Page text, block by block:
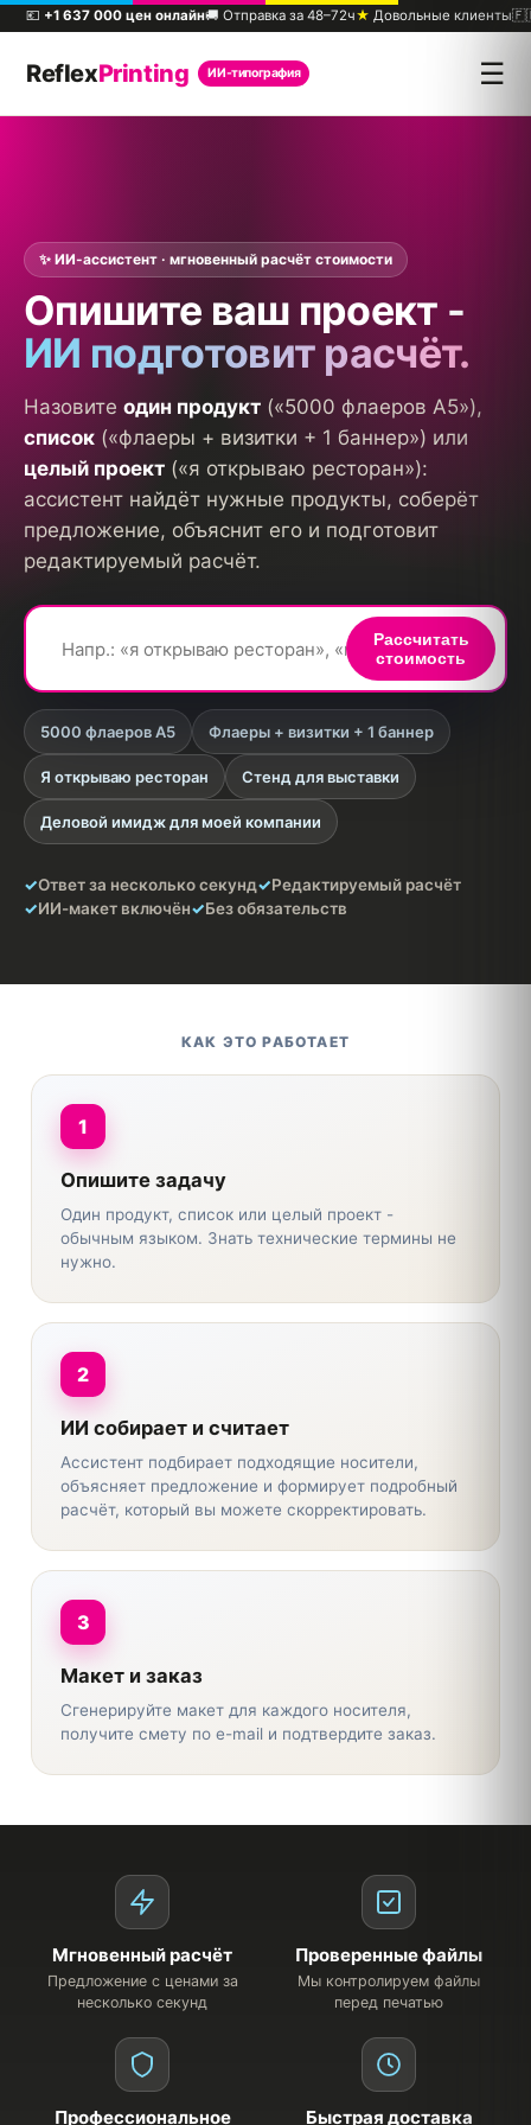
💶 +1 637 000 цен онлайн🚚 Отправка за 48–72ч★ Довольные клиенты
ReflexPrinting ИИ-типография ☰
✨ ИИ-ассистент · мгновенный расчёт стоимости
Опишите ваш проект -
ИИ подготовит расчёт.
Назовите один продукт («5000 флаеров A5»),
список («флаеры + визитки + 1 баннер») или
целый проект («я открываю ресторан»):
ассистент найдёт нужные продукты, соберёт
предложение, объяснит его и подготовит
редактируемый расчёт.
Рассчитать
стоимость
5000 флаеров A5 Флаеры + визитки + 1 баннер
Я открываю ресторан Стенд для выставки
Деловой имидж для моей компании
✓Ответ за несколько секунд✓Редактируемый расчёт
✓ИИ-макет включён✓Без обязательств
КАК ЭТО РАБОТАЕТ
1
Опишите задачу
Один продукт, список или целый проект -
обычным языком. Знать технические термины не
нужно.
2
ИИ собирает и считает
Ассистент подбирает подходящие носители,
объясняет предложение и формирует подробный
расчёт, который вы можете скорректировать.
3
Макет и заказ
Сгенерируйте макет для каждого носителя,
получите смету по e-mail и подтвердите заказ.
Мгновенный расчёт
Предложение с ценами за
несколько секунд
Проверенные файлы
Мы контролируем файлы
перед печатью
Профессиональное Быстрая доставка